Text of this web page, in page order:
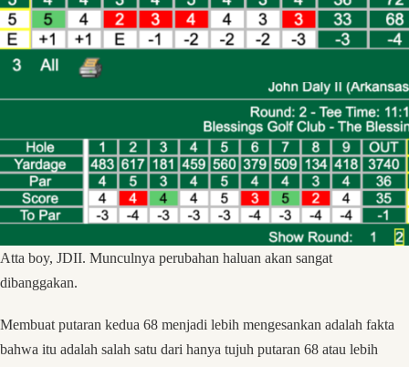
Atta boy, JDII. Munculnya perubahan haluan akan sangat
dibanggakan.
Membuat putaran kedua 68 menjadi lebih mengesankan adalah fakta
bahwa itu adalah salah satu dari hanya tujuh putaran 68 atau lebih